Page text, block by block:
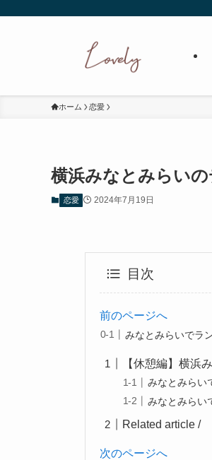
ホーム 恋愛
横浜みなとみらい
恋愛 2024年7月19日
目次
前のページへ
みなとみらいでラ
【休憩編】横浜
みなとみらい
みなとみらい
Related article /
次のページへ